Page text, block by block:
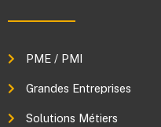
PME / PMI
Grandes Entreprises
Solutions Métiers